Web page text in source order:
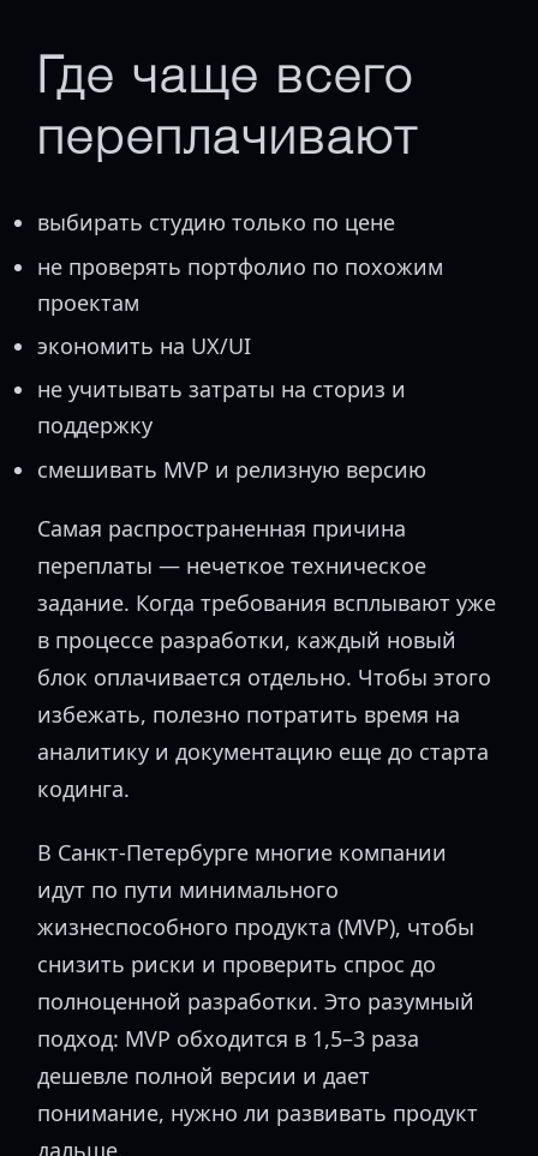
Где чаще всего
переплачивают
выбирать студию только по цене
не проверять портфолио по похожим
проектам
экономить на UX/UI
не учитывать затраты на сториз и
поддержку
смешивать MVP и релизную версию
Самая распространенная причина
переплаты — нечеткое техническое
задание. Когда требования всплывают уже
в процессе разработки, каждый новый
блок оплачивается отдельно. Чтобы этого
избежать, полезно потратить время на
аналитику и документацию еще до старта
кодинга.
В Санкт-Петербурге многие компании
идут по пути минимального
жизнеспособного продукта (MVP), чтобы
снизить риски и проверить спрос до
полноценной разработки. Это разумный
подход: MVP обходится в 1,5–3 раза
дешевле полной версии и дает
понимание, нужно ли развивать продукт
дальше.